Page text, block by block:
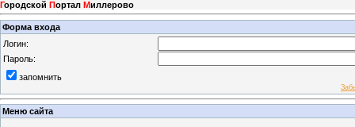
Городской Портал Миллерово
Форма входа
Логин:
Пароль:
запомнить
Меню сайта